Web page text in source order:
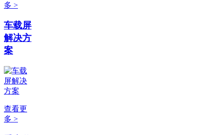
多 >
车载屏
解决方
案
查看更
多 >